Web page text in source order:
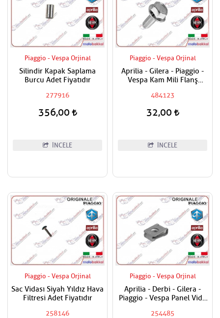
Piaggio - Vespa Orjinal
Silindir Kapak Saplama
Burcu Adet Fiyatıdır
277916
356,00
İNCELE
Piaggio - Vespa Orjinal
Aprilia - Gilera - Piaggio -
Vespa Kam Mili Flanş
484123
32,00
İNCELE
Piaggio - Vespa Orjinal
Sac Vidası Siyah Yıldız Hava
Filtresi Adet Fiyatıdır
258146
Piaggio - Vespa Orjinal
Aprilia - Derbi - Gilera -
Piaggio - Vespa Panel Vida
254485